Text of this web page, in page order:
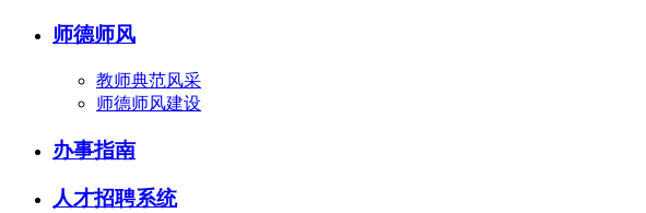
师德师风
教师典范风采
师德师风建设
办事指南
人才招聘系统